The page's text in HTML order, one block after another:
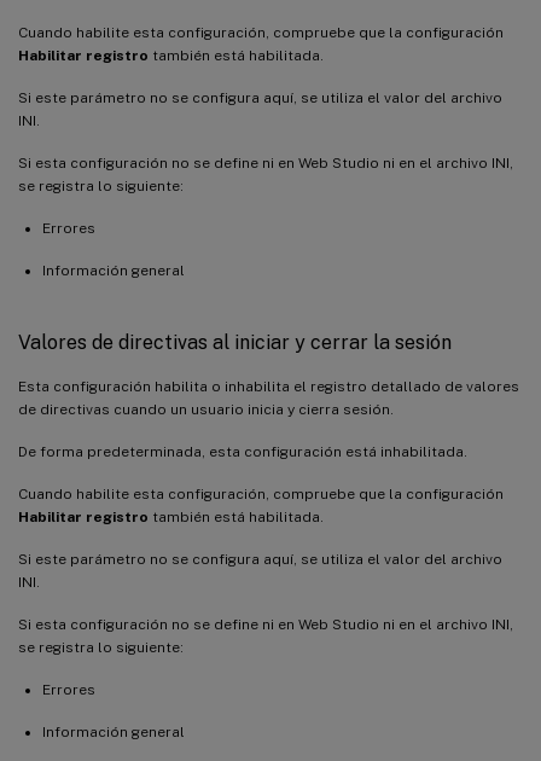
Cuando habilite esta configuración, compruebe que la configuración
Habilitar registro también está habilitada.
Si este parámetro no se configura aquí, se utiliza el valor del archivo
INI.
Si esta configuración no se define ni en Web Studio ni en el archivo INI,
se registra lo siguiente:
Errores
Información general
Valores de directivas al iniciar y cerrar la sesión
Esta configuración habilita o inhabilita el registro detallado de valores
de directivas cuando un usuario inicia y cierra sesión.
De forma predeterminada, esta configuración está inhabilitada.
Cuando habilite esta configuración, compruebe que la configuración
Habilitar registro también está habilitada.
Si este parámetro no se configura aquí, se utiliza el valor del archivo
INI.
Si esta configuración no se define ni en Web Studio ni en el archivo INI,
se registra lo siguiente:
Errores
Información general